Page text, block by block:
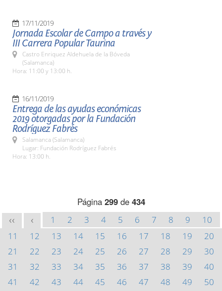
17/11/2019
Jornada Escolar de Campo a través y
III Carrera Popular Taurina
Castro Enriquez Aldehuela de la Bóveda
(Salamanca)
Hora: 11:00 y 13:00 h.
16/11/2019
Entrega de las ayudas económicas
2019 otorgadas por la Fundación
Rodríguez Fabrés
Salamanca (Salamanca)
Lugar: Fundación Rodríguez Fabrés
Hora: 13:00 h.
Página 299de 434
<< < 1 2 3 4 5 6 7 8 9
10
11
12 13 14 15 16 17 18 19
20
21
22 23 24 25 26 27 28 29
30
31
32 33 34 35 36 37 38 39
40
41
42 43 44 45 46 47 48 49
50